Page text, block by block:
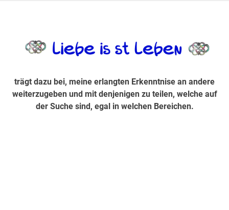
Suche sind, egal in welchen Bereichen.
trägt dazu bei, meine erlangten Erkenntnise an andere
weiterzugeben und mit denjenigen zu teilen, welche auf
der Suche sind, egal in welchen Bereichen.